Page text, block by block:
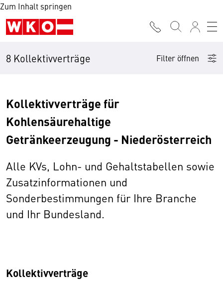
Zum Inhalt springen
8 Kollektivverträge Filter öffnen
Kollektivverträge für
Kohlensäurehaltige
Getränkeerzeugung - Niederösterreich
Alle KVs, Lohn- und Gehaltstabellen sowie
Zusatzinformationen und
Sonderbestimmungen für Ihre Branche
und Ihr Bundesland.
Kollektivverträge